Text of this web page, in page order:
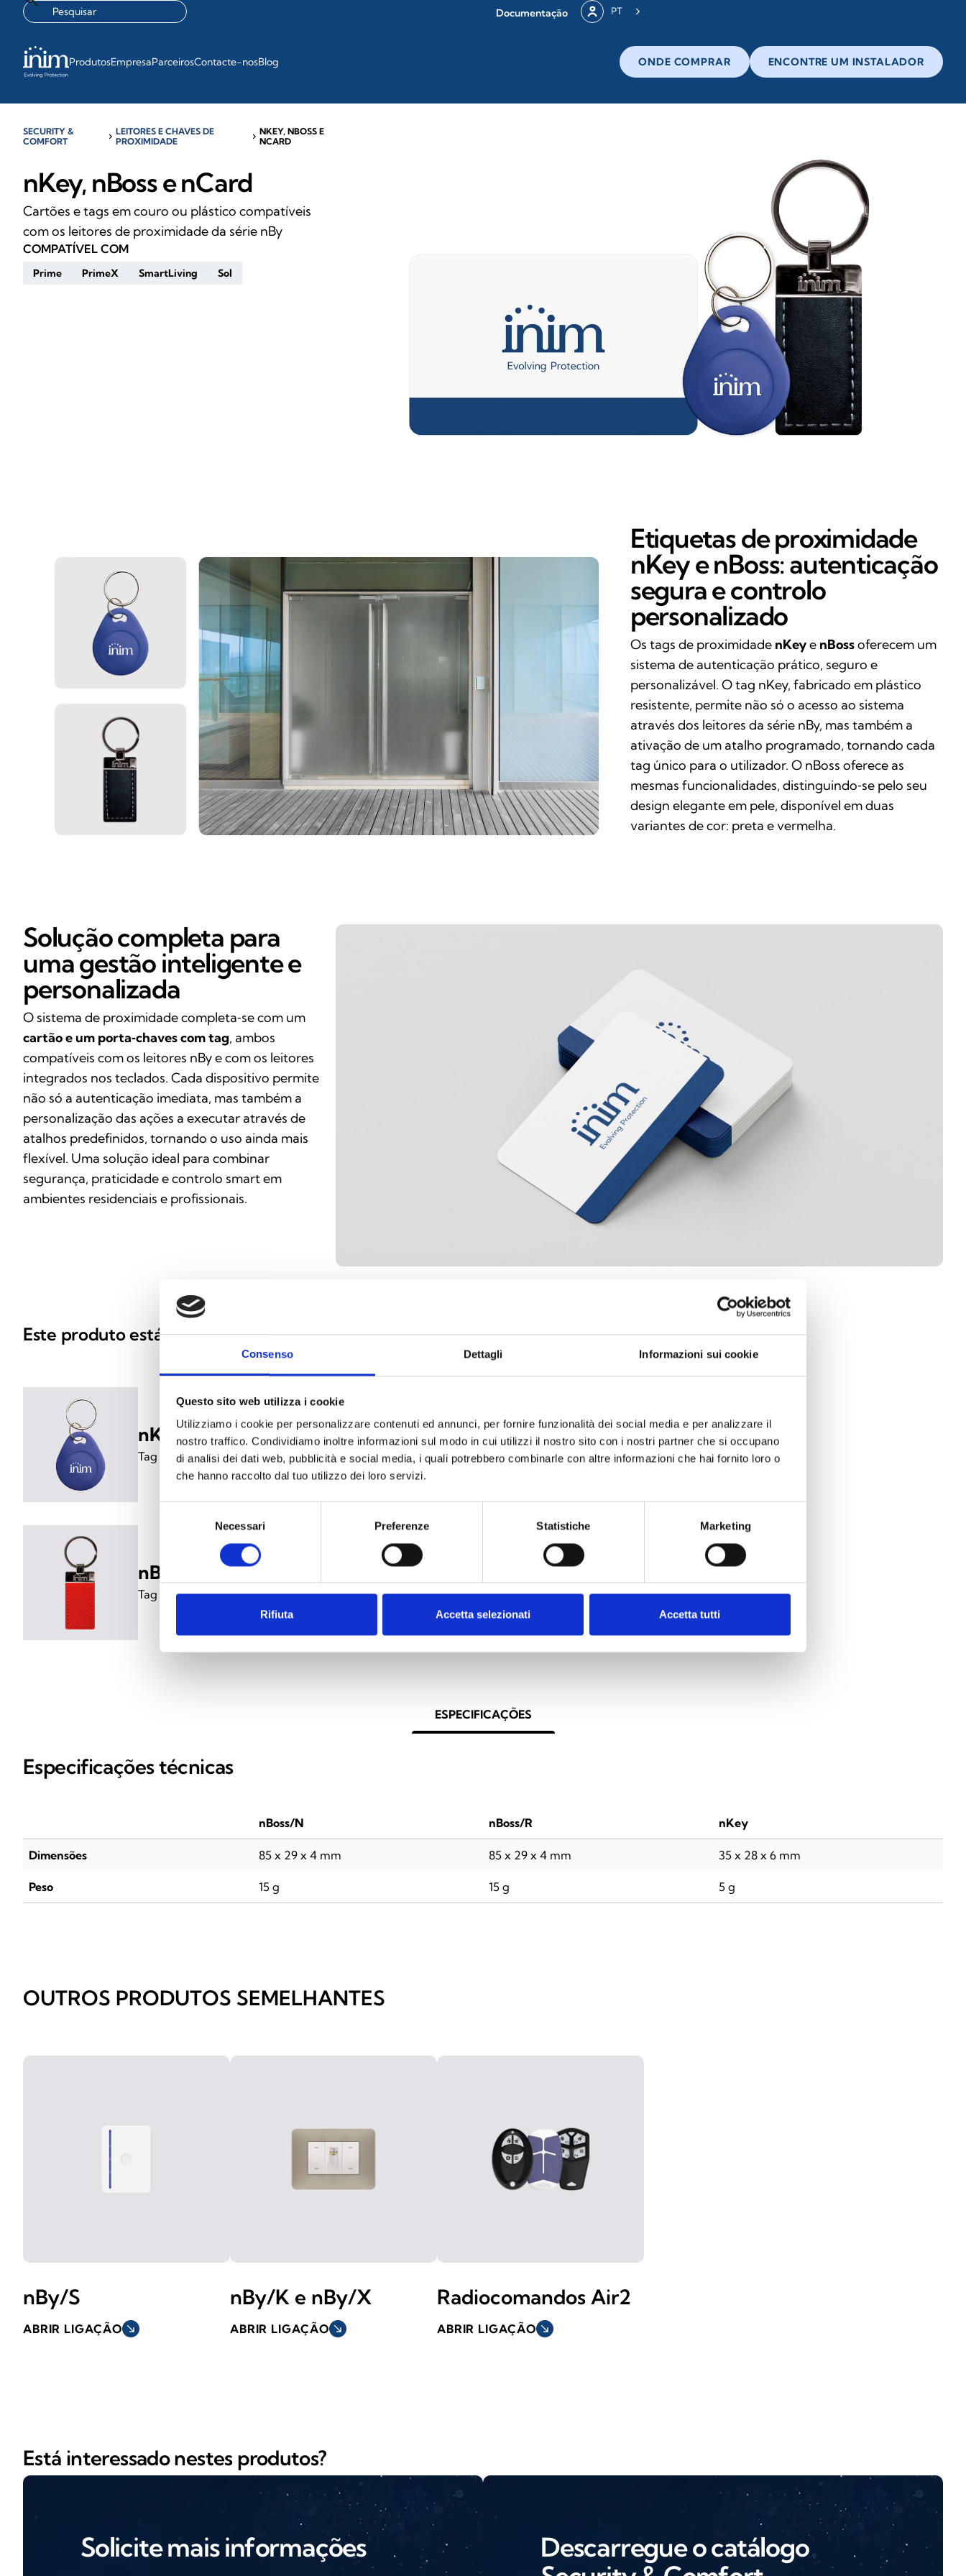
Consenso Dettagli Informazioni sui cookie
Questo sito web utilizza i cookie
Utilizziamo i cookie per personalizzare contenuti ed annunci, per fornire funzionalità dei social media e per analizzare il
nostro traffico. Condividiamo inoltre informazioni sul modo in cui utilizzi il nostro sito con i nostri partner che si occupano
di analisi dei dati web, pubblicità e social media, i quali potrebbero combinarle con altre informazioni che hai fornito loro o
che hanno raccolto dal tuo utilizzo dei loro servizi.
Necessari Preferenze Statistiche Marketing
Rifiuta Accetta selezionati Accetta tutti
Documentação PT
ProdutosEmpresaParceirosContacte-nosBlog ONDE COMPRAR ENCONTRE UM INSTALADOR
SECURITY &
COMFORT
chevron_rightLEITORES E CHAVES DE
PROXIMIDADE
chevron_right NKEY, NBOSS E
NCARD
nKey, nBoss e nCard
Cartões e tags em couro ou plástico compatíveis
com os leitores de proximidade da série nBy
COMPATÍVEL COM
Prime PrimeX SmartLiving Sol
Etiquetas de proximidade
nKey e nBoss: autenticação
segura e controlo
personalizado
Os tags de proximidade nKeye nBossoferecem um
sistema de autenticação prático, seguro e
personalizável. O tag nKey, fabricado em plástico
resistente, permite não só o acesso ao sistema
através dos leitores da série nBy, mas também a
ativação de um atalho programado, tornando cada
tag único para o utilizador. O nBoss oferece as
mesmas funcionalidades, distinguindo‑se pelo seu
design elegante em pele, disponível em duas
variantes de cor: preta e vermelha.
Solução completa para
uma gestão inteligente e
personalizada
O sistema de proximidade completa‑se com um
cartão e um porta‑chaves com tag, ambos
compatíveis com os leitores nBy e com os leitores
integrados nos teclados. Cada dispositivo permite
não só a autenticação imediata, mas também a
personalização das ações a executar através de
atalhos predefinidos, tornando o uso ainda mais
flexível. Uma solução ideal para combinar
segurança, praticidade e controlo smart em
ambientes residenciais e profissionais.
Este produto está disponível nas seguintes versões
nKey
Tag de plástico
nBoss/N
Tag em pele, cor preta
nBoss/R
Tag em pele, cor vermelha Cartão de plástico
ESPECIFICAÇÕES
Especificações técnicas
nBoss/N nBoss/R nKey
Dimensões 85 x 29 x 4 mm 85 x 29 x 4 mm 35 x 28 x 6 mm
Peso 15 g 15 g 5 g
OUTROS PRODUTOS SEMELHANTES
nBy/S
ABRIR LIGAÇÃO south_east
nBy/K e nBy/X
ABRIR LIGAÇÃO south_east
Radiocomandos Air2
ABRIR LIGAÇÃO south_east
Está interessado nestes produtos?
Solicite mais informações
Descarregue o catálogo